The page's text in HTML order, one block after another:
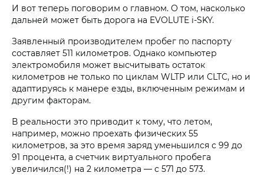
И вот теперь поговорим о главном. О том, насколько
дальней может быть дорога на EVOLUTE i‑SKY.
Заявленный производителем пробег по паспорту
составляет 511 километров. Однако компьютер
электромобиля может высчитывать остаток
километров не только по циклам WLTP или CLTC, но и
адаптируясь к манере езды, включенным режимам и
другим факторам.
В реальности это приводит к тому, что летом,
например, можно проехать физических 55
километров, за это время заряд уменьшился с 99 до
91 процента, а счетчик виртуального пробега
увеличился(!) на 2 километра — с 571 до 573.